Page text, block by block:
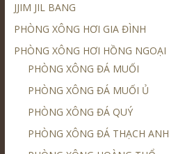
JJIM JIL BANG
PHÒNG XÔNG HƠI GIA ĐÌNH
PHÒNG XÔNG HƠI HỒNG NGOẠI
PHÒNG XÔNG ĐÁ MUỐI
PHÒNG XÔNG ĐÁ MUỐI Ủ
PHÒNG XÔNG ĐÁ QUÝ
PHÒNG XÔNG ĐÁ THẠCH ANH